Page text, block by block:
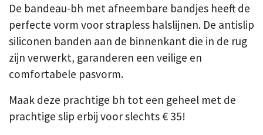
De bandeau-bh met afneembare bandjes heeft de
perfecte vorm voor strapless halslijnen. De antislip
siliconen banden aan de binnenkant die in de rug
zijn verwerkt, garanderen een veilige en
comfortabele pasvorm.
Maak deze prachtige bh tot een geheel met de
prachtige slip erbij voor slechts € 35!